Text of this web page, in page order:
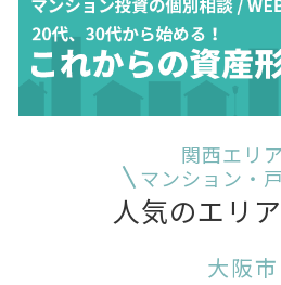
関西エリ
マンション・
人気のエリア
大阪市